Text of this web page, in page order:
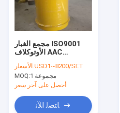
آلة قطع بلوك AAC
مجمع الغبار ISO9001
الأوتوكلاف AAC
للمستودع
الأسعار:USD1~8200/SET
MOQ:
1 مجموعة
أحصل على آخر سعر
ﺎﺘﺼﻟ ﺍﻶﻧ